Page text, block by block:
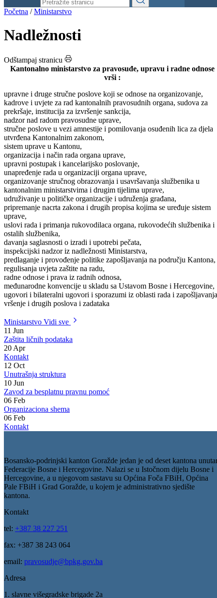
Vlada BPK
Početna/ Ministarstvo
Nadležnosti
Kantonalno ministarstvo za pravosuđe, upravu i radne odnose
vrši :
upravne i druge stručne poslove koji se odnose na organizovanje,
kadrove i uvjete za rad kantonalnih pravosudnih organa, sudova za
prekršaje, institucija za izvršenje sankcija,
nadzor nad radom pravosudne uprave,
stručne poslove u vezi amnestije i pomilovanja osuđenih lica za djela
utvrđena Kantonalnim zakonom,
sistem uprave u Kantonu,
organizacija i način rada organa uprave,
upravni postupak i kancelarijsko poslovanje,
unapređenje rada u organizaciji organa uprave,
organizovanje stručnog obrazovanja i usavršavanja službenika u
kantonalnim ministarstvima i drugim tijelima uprave,
udruživanje u političke organizacije i udruženja građana,
pripremanje nacrta zakona i drugih propisa kojima se uređuje sistem
uprave,
uslovi rada i primanja rukovodilaca organa, rukovodećih službenika i
ostalih službenika,
davanja saglasnosti o izradi i upotrebi pečata,
inspekcijski nadzor iz nadležnosti Ministarstva,
predlaganje i provođenje politike zapošljavanja na području Kantona,
regulisanja uvjeta zaštite na radu,
radne odnose i prava iz radnih odnosa,
ugovori i bilateralni ugovori i sporazumi iz oblasti rada i
vršenje i drugih poslova i zadataka
Ministarstvo
11 Jun
Zaštita ličnih podataka
20 Apr
Kontakt
12 Oct
Unutrašnja struktura
10 Jun
Zavod za besplatnu pravnu pomoć
06 Feb